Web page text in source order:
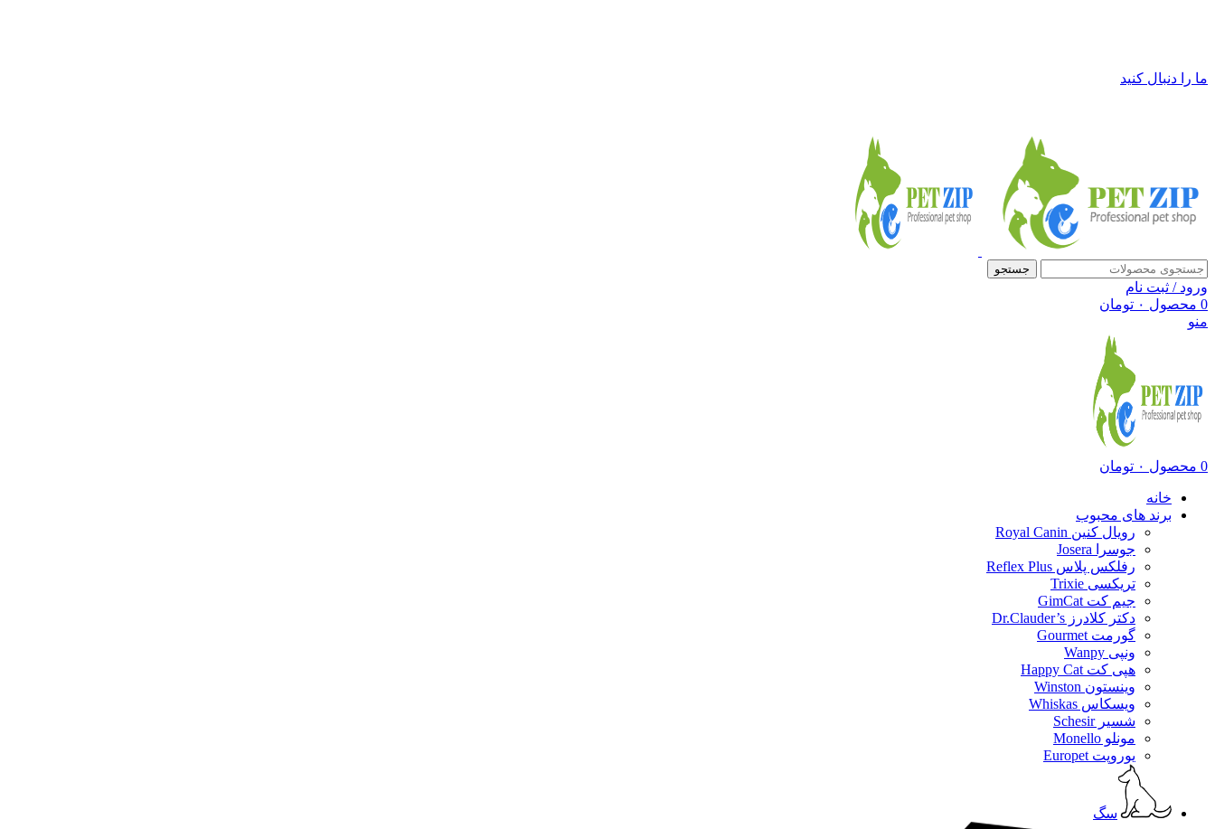
ما را دنبال کنید
جستجو
ورود / ثبت نام
0 محصول ۰ تومان
منو
0 محصول ۰ تومان
خانه
برند های محبوب
رویال کنین Royal Canin
جوسرا Josera
رفلکس پلاس Reflex Plus
تریکسی Trixie
جیم کت GimCat
دکتر کلادرز Dr.Clauder’s
گورمت Gourmet
ونپی Wanpy
هپی کت Happy Cat
وینستون Winston
ویسکاس Whiskas
شسیر Schesir
مونلو Monello
یوروپت Europet
سگ